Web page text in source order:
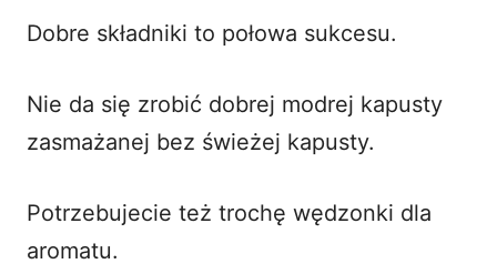
Dobre składniki to połowa sukcesu.
Nie da się zrobić dobrej modrej kapusty
zasmażanej bez świeżej kapusty.
Potrzebujecie też trochę wędzonki dla
aromatu.